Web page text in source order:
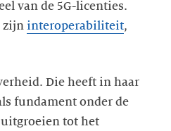
van de 5G-licenties.
zijn interoperabiliteit,
Die heeft in haar
fundament onder de
tot het